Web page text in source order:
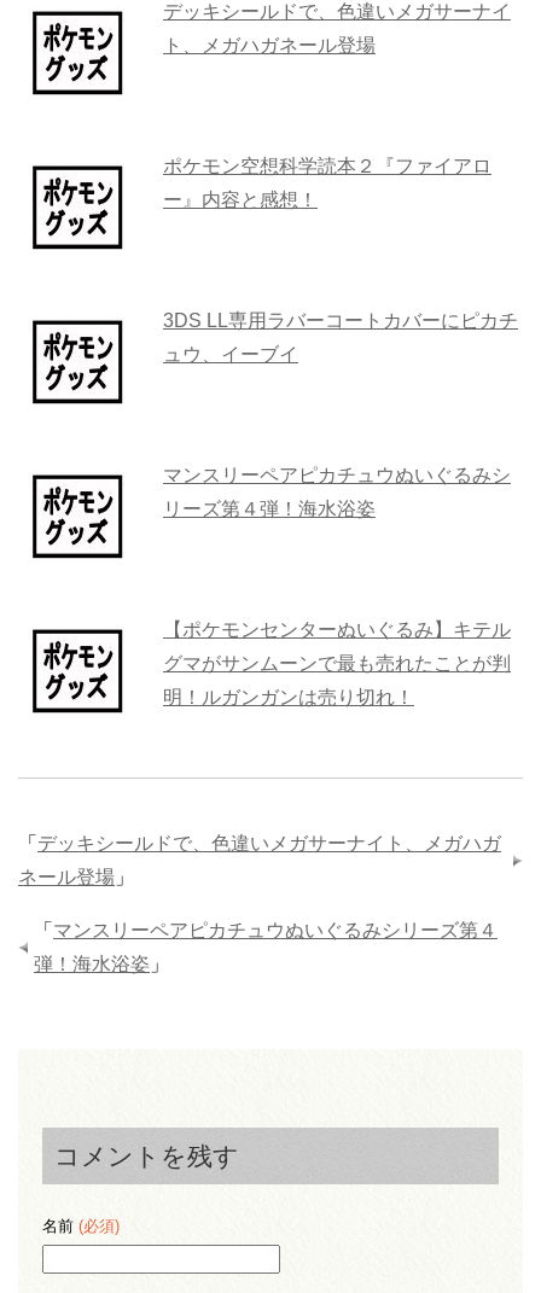
デッキシールドで、色違いメガサーナイ
ト、メガハガネール登場
ポケモン空想科学読本２『ファイアロ
ー』内容と感想！
3DS LL専用ラバーコートカバーにピカチ
ュウ、イーブイ
マンスリーペアピカチュウぬいぐるみシ
リーズ第４弾！海水浴姿
【ポケモンセンターぬいぐるみ】キテル
グマがサンムーンで最も売れたことが判
明！ルガンガンは売り切れ！
「 デッキシールドで、色違いメガサーナイト、メガハガ
ネール登場 」
「 マンスリーペアピカチュウぬいぐるみシリーズ第４
弾！海水浴姿 」
コメントを残す
名前 (必須)